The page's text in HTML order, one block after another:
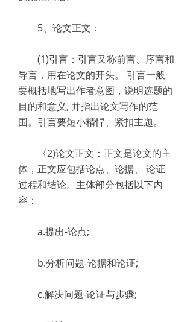
5、论文正文：
(1)引言：引言又称前言、序言和
导言，用在论文的开头。 引言一般
要概括地写出作者意图，说明选题的
目的和意义, 并指出论文写作的范
围。引言要短小精悍、紧扣主题。
〈2)论文正文：正文是论文的主
体，正文应包括论点、论据、 论证
过程和结论。主体部分包括以下内
容：
a.提出-论点;
b.分析问题-论据和论证;
c.解决问题-论证与步骤;